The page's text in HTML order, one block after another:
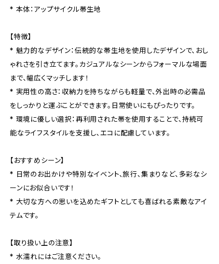
* 本体：アップサイクル帯生地
【特徴】
* 魅力的なデザイン：伝統的な帯生地を使用したデザインで、おし
ゃれさを引き立てます。カジュアルなシーンからフォーマルな場面
まで、幅広くマッチします！
* 実用性の高さ：収納力を持ちながらも軽量で、外出時の必需品
をしっかりと運ぶことができます。日常使いにもぴったりです。
* 環境に優しい選択：再利用された帯を使用することで、持続可
能なライフスタイルを支援し、エコに配慮しています。
【おすすめシーン】
* 日常のお出かけや特別なイベント、旅行、集まりなど、多彩なシ
ーンにお似合いです！
* 大切な方への思いを込めたギフトとしても喜ばれる素敵なアイ
テムです。
【取り扱い上の注意】
* 水濡れにはご注意ください。